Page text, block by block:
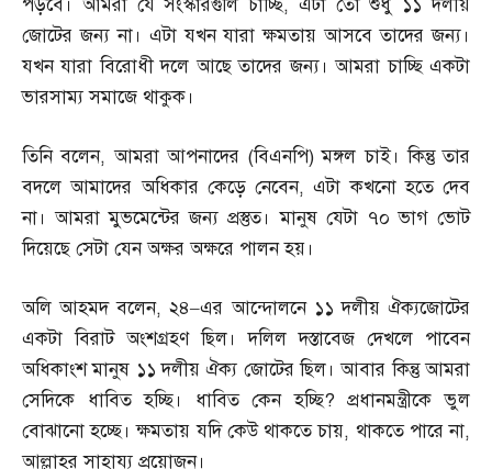
পড়বে। আমরা যে সংস্কারগুলি চাচ্ছি, এটা তো শুধু ১১ দলীয়
জোটের জন্য না। এটা যখন যারা ক্ষমতায় আসবে তাদের জন্য।
যখন যারা বিরোধী দলে আছে তাদের জন্য। আমরা চাচ্ছি একটা
ভারসাম্য সমাজে থাকুক।
তিনি বলেন,আমরা আপনাদের (বিএনপি)মঙ্গল চাই। কিন্তু তার
বদলে আমাদের অধিকার কেড়ে নেবেন,এটা কখনো হতে দেব
না। আমরা মুভমেন্টের জন্য প্রস্তুত। মানুষ যেটা ৭০ ভাগ ভোট
দিয়েছে সেটা যেন অক্ষর অক্ষরে পালন হয়।
অলি আহমদ বলেন,২৪–এর আন্দোলনে ১১ দলীয় ঐক্যজোটের
একটা বিরাট অংশগ্রহণ ছিল। দলিল দস্তাবেজ দেখলে পাবেন
অধিকাংশ মানুষ ১১ দলীয় ঐক্য জোটের ছিল। আবার কিন্তু আমরা
সেদিকে ধাবিত হচ্ছি। ধাবিত কেন হচ্ছি?প্রধানমন্ত্রীকে ভুল
বোঝানো হচ্ছে। ক্ষমতায় যদি কেউ থাকতে চায়, থাকতে পারে না,
আল্লাহর সাহায্য প্রয়োজন।